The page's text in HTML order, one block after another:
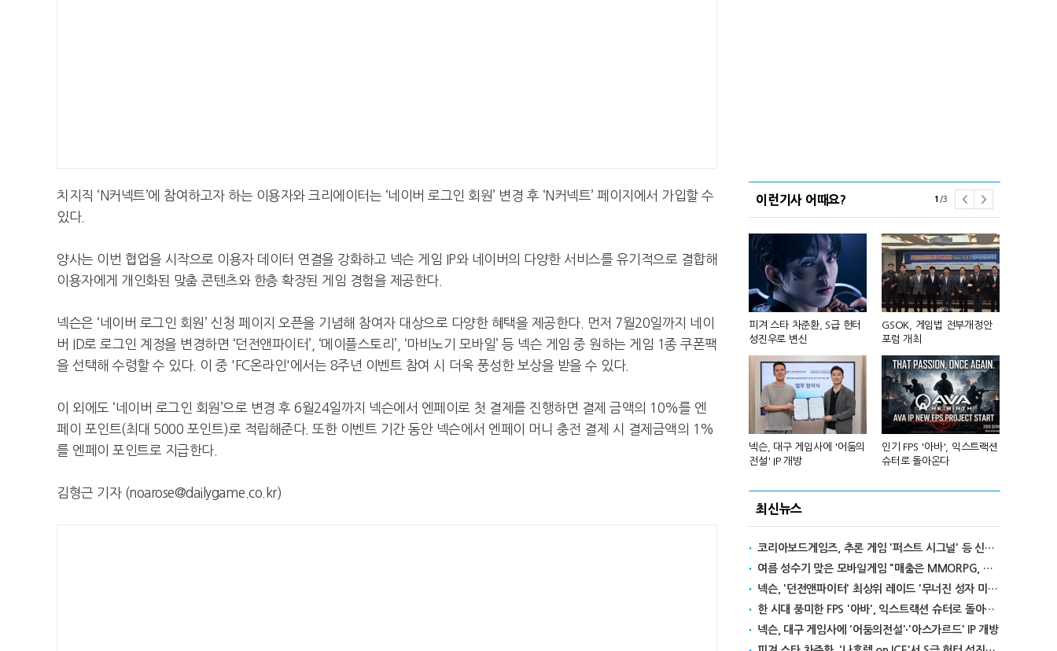
치지직 ‘N커넥트’에 참여하고자 하는 이용자와 크리에이터는 ‘네이버 로그인 회원’ 변경 후 ‘N커넥트’ 페이지에서 가입할 수
있다.
양사는 이번 협업을 시작으로 이용자 데이터 연결을 강화하고 넥슨 게임 IP와 네이버의 다양한 서비스를 유기적으로 결합해
이용자에게 개인화된 맞춤 콘텐츠와 한층 확장된 게임 경험을 제공한다.
넥슨은 ‘네이버 로그인 회원’ 신청 페이지 오픈을 기념해 참여자 대상으로 다양한 혜택을 제공한다. 먼저 7월20일까지 네이
버 ID로 로그인 계정을 변경하면 ‘던전앤파이터’, ‘메이플스토리’, ‘마비노기 모바일’ 등 넥슨 게임 중 원하는 게임 1종 쿠폰팩
을 선택해 수령할 수 있다. 이 중 'FC온라인'에서는 8주년 이벤트 참여 시 더욱 풍성한 보상을 받을 수 있다.
이 외에도 ‘네이버 로그인 회원’으로 변경 후 6월24일까지 넥슨에서 엔페이로 첫 결제를 진행하면 결제 금액의 10%를 엔
페이 포인트(최대 5000 포인트)로 적립해준다. 또한 이벤트 기간 동안 넥슨에서 엔페이 머니 충전 결제 시 결제금액의 1%
를 엔페이 포인트로 지급한다.
김형근 기자 (noarose@dailygame.co.kr)
이런기사 어때요? 1 /3
카카오게임즈, 인기 웹툰 '김
부장' 게임 만든다
엔씨, '아스오라' 앞세워 글
로벌 시장 공략
피겨 스타 차준환, S급 헌터
성진우로 변신
GSOK, 게임법 전부개정안
포럼 개최
넥슨, 대구 게임사에 '어둠의
전설' IP 개방
인기 FPS '아바', 익스트랙션
슈터로 돌아온다
최신뉴스
코리아보드게임즈, 추론 게임 '퍼스트 시그널' 등 신작 보드게임 4종 출시
여름 성수기 맞은 모바일게임 "매출은 MMORPG, 인기는 캐주얼"
넥슨, '던전앤파이터' 최상위 레이드 '무너진 성자 미카엘라' 업데이트
한 시대 풍미한 FPS '아바', 익스트랙션 슈터로 돌아온다
넥슨, 대구 게임사에 '어둠의전설'·'아스가르드' IP 개방